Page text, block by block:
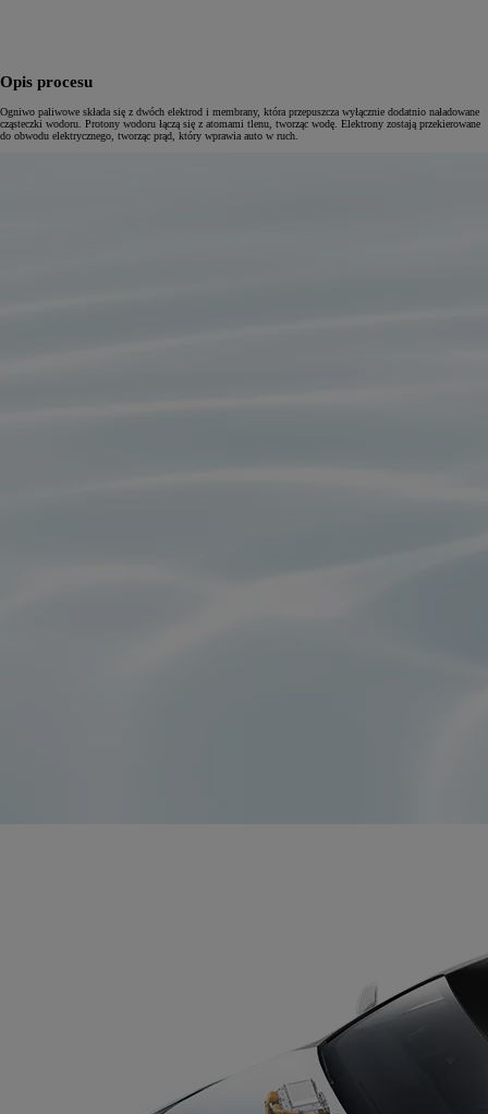
Opis procesu
Ogniwo paliwowe składa się z dwóch elektrod i membrany, która przepuszcza wyłącznie dodatnio naładowane
cząsteczki wodoru. Protony wodoru łączą się z atomami tlenu, tworząc wodę. Elektrony zostają przekierowane
do obwodu elektrycznego, tworząc prąd, który wprawia auto w ruch.